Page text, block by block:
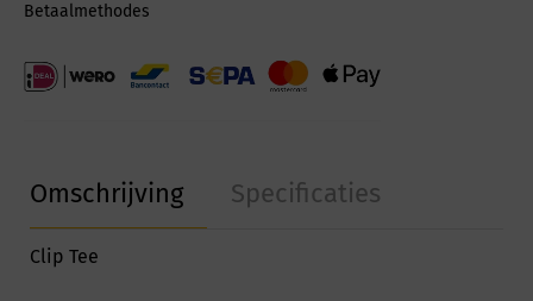
Betaalmethodes
Omschrijving Specificaties
Clip Tee